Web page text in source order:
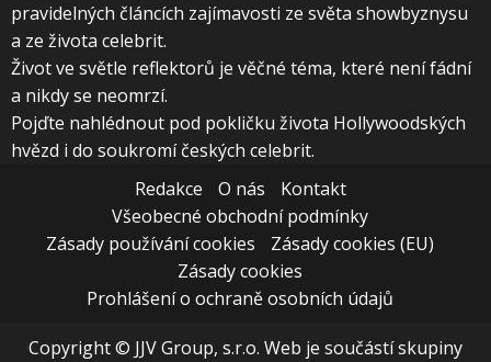
pravidelných článcích zajímavosti ze světa showbyznysu
a ze života celebrit.
Život ve světle reflektorů je věčné téma, které není fádní
a nikdy se neomrzí.
Pojďte nahlédnout pod pokličku života Hollywoodských
hvězd i do soukromí českých celebrit.
Redakce
O nás
Kontakt
Všeobecné obchodní podmínky
Zásady používání cookies
Zásady cookies (EU)
Zásady cookies
Prohlášení o ochraně osobních údajů
Copyright © JJV Group, s.r.o. Web je součástí skupiny